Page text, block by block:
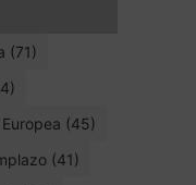
(71)
(45)
(41)